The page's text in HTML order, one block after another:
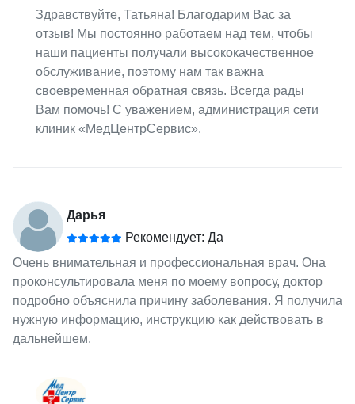
Здравствуйте, Татьяна! Благодарим Вас за
отзыв! Мы постоянно работаем над тем, чтобы
наши пациенты получали высококачественное
обслуживание, поэтому нам так важна
своевременная обратная связь. Всегда рады
Вам помочь! С уважением, администрация сети
клиник «МедЦентрСервис».
Дарья
Рекомендует: Да
Очень внимательная и профессиональная врач. Она
проконсультировала меня по моему вопросу, доктор
подробно объяснила причину заболевания. Я получила
нужную информацию, инструкцию как действовать в
дальнейшем.